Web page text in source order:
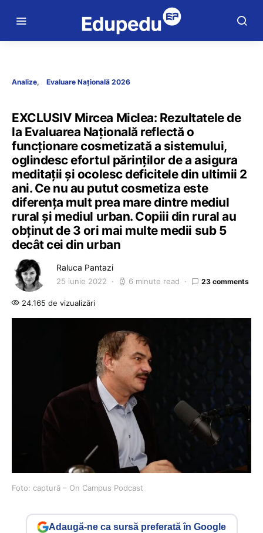
Analize Evaluare Națională 2026
EXCLUSIV Mircea Miclea: Rezultatele de
la Evaluarea Națională reflectă o
funcționare cosmetizată a sistemului,
oglindesc efortul părinților de a asigura
meditații și ocolesc deficitele din ultimii 2
ani. Ce nu au putut cosmetiza este
diferența mult prea mare dintre mediul
rural și mediul urban. Copiii din rural au
obținut de 3 ori mai multe medii sub 5
decât cei din urban
Raluca Pantazi
25 iunie 2022 6 minute read 23 comments
24.165 de vizualizări
Foto: captură – On Campus Podcast
Adaugă-ne ca sursă preferată în Google